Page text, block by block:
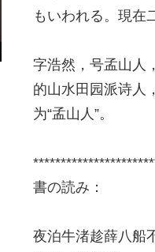
もいわれる。現在
字浩然，号孟山人
的山水田园派诗人
为“孟山人”。
書の読み：
夜泊牛渚趁薛八船